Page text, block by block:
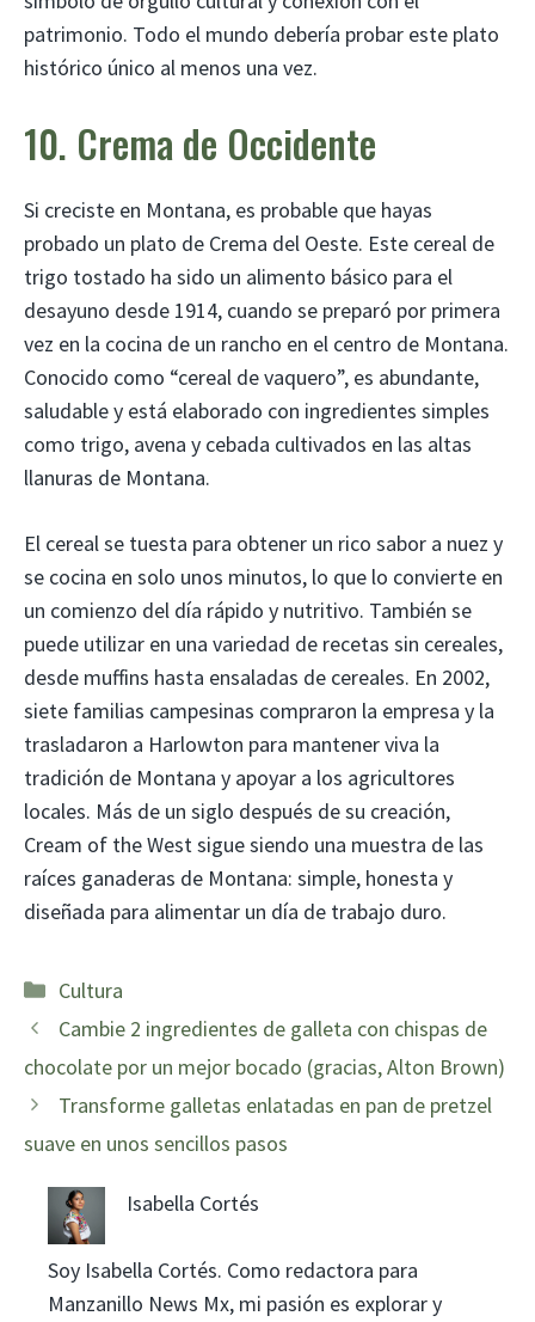
patrimonio. Todo el mundo debería probar este plato
histórico único al menos una vez.
10. Crema de Occidente
Si creciste en Montana, es probable que hayas
probado un plato de Crema del Oeste. Este cereal de
trigo tostado ha sido un alimento básico para el
desayuno desde 1914, cuando se preparó por primera
vez en la cocina de un rancho en el centro de Montana.
Conocido como “cereal de vaquero”, es abundante,
saludable y está elaborado con ingredientes simples
como trigo, avena y cebada cultivados en las altas
llanuras de Montana.
El cereal se tuesta para obtener un rico sabor a nuez y
se cocina en solo unos minutos, lo que lo convierte en
un comienzo del día rápido y nutritivo. También se
puede utilizar en una variedad de recetas sin cereales,
desde muffins hasta ensaladas de cereales. En 2002,
siete familias campesinas compraron la empresa y la
trasladaron a Harlowton para mantener viva la
tradición de Montana y apoyar a los agricultores
locales. Más de un siglo después de su creación,
Cream of the West sigue siendo una muestra de las
raíces ganaderas de Montana: simple, honesta y
diseñada para alimentar un día de trabajo duro.
Categorías
Cultura
Cambie 2 ingredientes de galleta con chispas de
chocolate por un mejor bocado (gracias, Alton Brown)
Transforme galletas enlatadas en pan de pretzel
suave en unos sencillos pasos
Isabella Cortés
Soy Isabella Cortés. Como redactora para
Manzanillo News Mx, mi pasión es explorar y